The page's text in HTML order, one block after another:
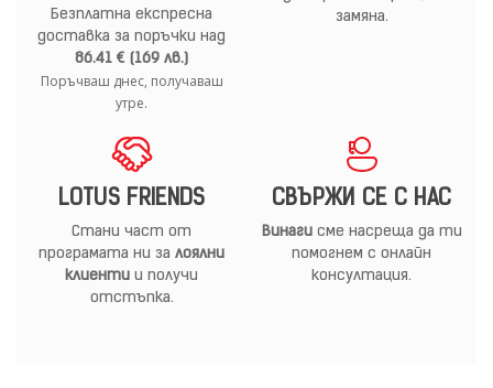
Безплатна експресна
доставка за поръчки над
86.41 € (169 лв.)
Поръчваш днес, получаваш
утре.
замяна.
LOTUS FRIENDS
Стани част от
програмата ни за лоялни
клиенти и получи
отстъпка.
СВЪРЖИ СЕ С НАС
Винагисме насреща да ти
помогнем с онлайн
консултация.